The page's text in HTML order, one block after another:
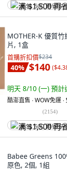
满 $1,500 再省
MOTHER-K 優質
片, 1盒
首購折扣價$234
40% $140 (
明天 8/10 (一) 預計
酷澎直售 ∙ WOW免運
(2154)
满 $1,500 再省
Babee Greens
原色, 2個, 1組